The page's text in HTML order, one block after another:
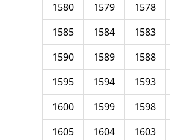
1578
1579
1580
1583
1584
1585
1588
1589
1590
1593
1594
1595
1598
1599
1600
1603
1604
1605